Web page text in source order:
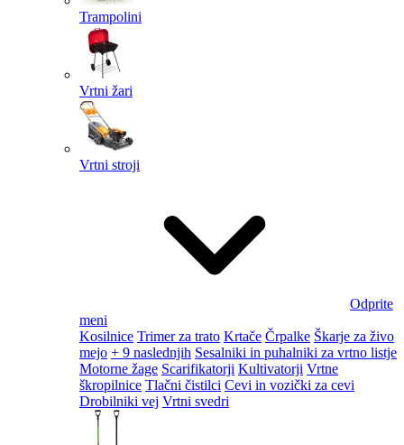
Trampolini
Vrtni žari
Vrtni stroji
Odprite
meni
Kosilnice Trimer za trato Krtače Črpalke Škarje za živo
mejo + 9 naslednjih Sesalniki in puhalniki za vrtno listje
Motorne žage Scarifikatorji Kultivatorji Vrtne
škropilnice Tlačni čistilci Cevi in vozički za cevi
Drobilniki vej Vrtni svedri